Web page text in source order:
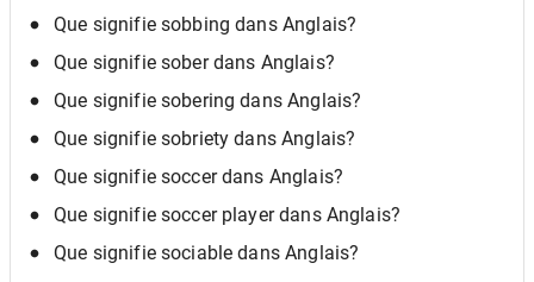
Que signifie sobbing dans Anglais?
Que signifie sober dans Anglais?
Que signifie sobering dans Anglais?
Que signifie sobriety dans Anglais?
Que signifie soccer dans Anglais?
Que signifie soccer player dans Anglais?
Que signifie sociable dans Anglais?